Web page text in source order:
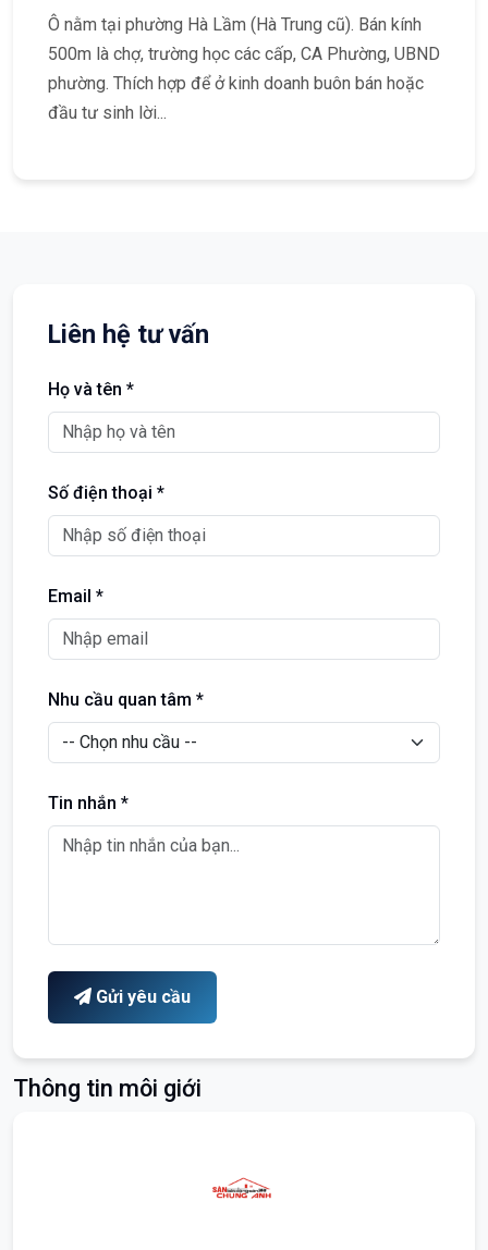
Ô nằm tại phường Hà Lầm (Hà Trung cũ). Bán kính
500m là chợ, trường học các cấp, CA Phường, UBND
phường. Thích hợp để ở kinh doanh buôn bán hoặc
đầu tư sinh lời...
Liên hệ tư vấn
Họ và tên *
Số điện thoại *
Email *
Nhu cầu quan tâm *
Tin nhắn *
Gửi yêu cầu
Thông tin môi giới